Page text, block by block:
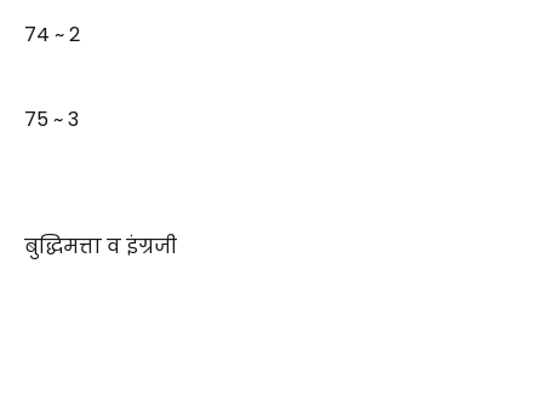
74 ~ 2
75 ~ 3
बुद्धिमत्ता व इंग्रजी